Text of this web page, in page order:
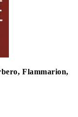
Flammarion,